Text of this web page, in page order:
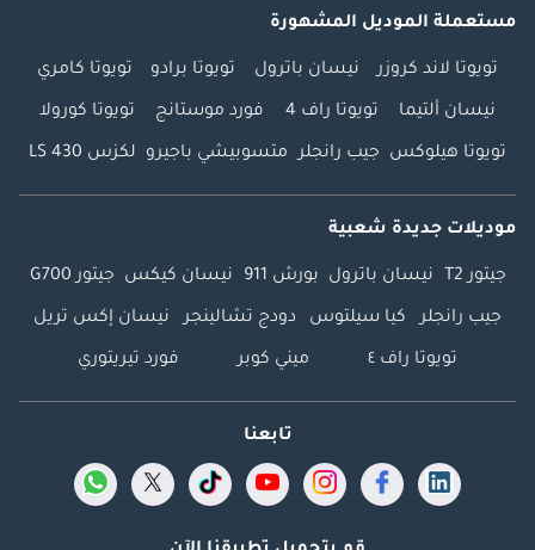
مستعملة الموديل المشهورة
تويوتا لاند كروزر نيسان باترول تويوتا برادو تويوتا كامري
نيسان ألتيما تويوتا راف 4 فورد موستانج تويوتا كورولا
تويوتا هيلوكس جيب رانجلر متسوبيشي باجيرو لكزس LS 430
موديلات جديدة شعبية
جيتور T2 نيسان باترول بورش 911 نيسان كيكس جيتور G700
جيب رانجلر كيا سيلتوس دودج تشالينجر نيسان إكس تريل
تويوتا راف ٤ ميني كوبر فورد تيريتوري
تابعنا